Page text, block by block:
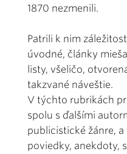
1870 nezmenili.
Patrili k nim
úvodné, články
listy, všeličo,
takzvané náveštie.
V týchto rubrikách
spolu s ďalšími
publicistické žánre,
poviedky, anekdoty,